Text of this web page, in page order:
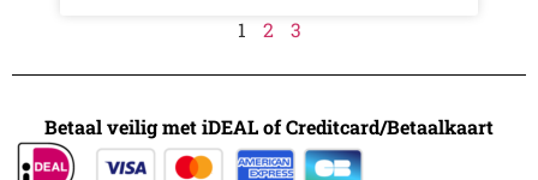
1 2 3
Betaal veilig met iDEAL of Creditcard/Betaalkaart